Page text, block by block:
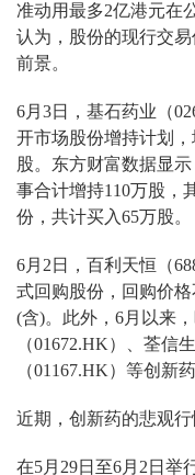
准动用最多2亿港元在
认为，股份的现行交
前景。
6月3日，基石药业（
开市场股份增持计划
股。东方财富数据显
事合计增持110万股，
份，共计买入65万股。
6月2日，百利天恒（
式回购股份，回购价
(含)。此外，6月以来
（01672.HK）、荃信
（01167.HK）等创新
近期，创新药的悲观行
在5月29日至6月2日举